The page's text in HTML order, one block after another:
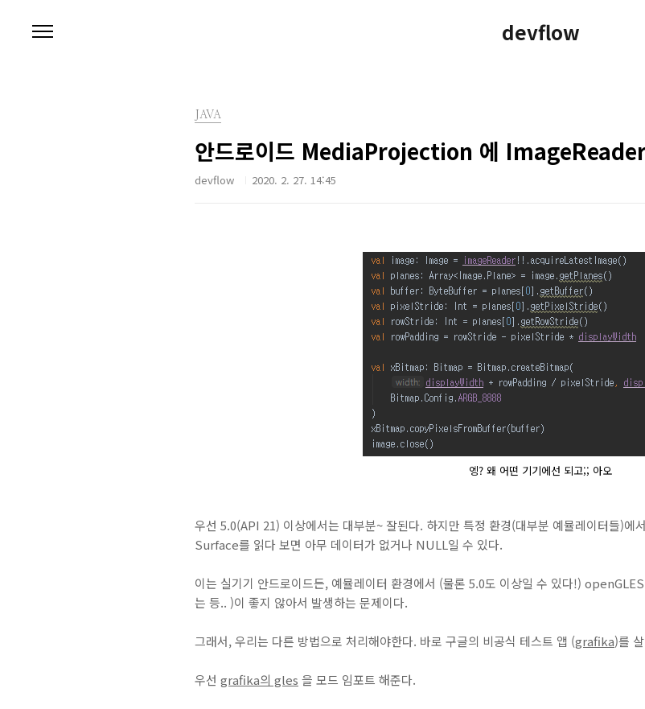
devflow
JAVA
안드로이드 MediaProjection 에 ImageReader
devflow 2020. 2. 27. 14:45
엥? 왜 어떤 기기에선 되고;; 아오
우선 5.0(API 21) 이상에서는 대부분~ 잘된다. 하지만 특정 환경(대부분 예뮬레이터들
Surface를 읽다 보면 아무 데이터가 없거나 NULL일 수 있다.
이는 실기기 안드로이드든, 예뮬레이터 환경에서 (물론 5.0도 이상일 수 있다!)
는 등.. )이 좋지 않아서 발생하는 문제이다.
그래서, 우리는 다른 방법으로 처리해야한다. 바로 구글의 비공식 테스트 앱 (grafika)를
우선 grafika의 gles 을 모드 임포트 해준다.